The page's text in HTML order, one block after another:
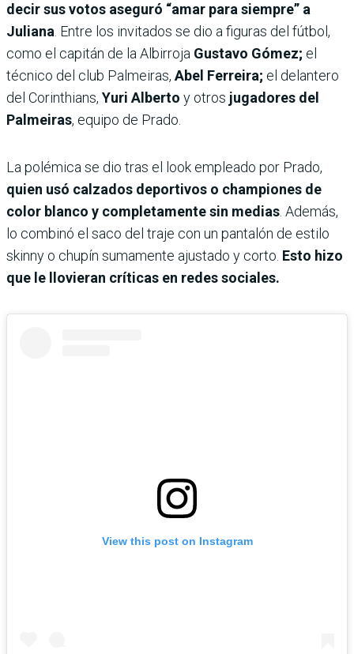
decir sus votos aseguró “amar para siempre” a
Juliana. Entre los invitados se dio a figuras del fútbol,
como el capitán de la Albirroja Gustavo Gómez; el
técnico del club Palmeiras, Abel Ferreira; el delantero
del Corinthians, Yuri Alberto y otros jugadores del
Palmeiras, equipo de Prado.
La polémica se dio tras el look empleado por Prado,
quien usó calzados deportivos o championes de
color blanco y completamente sin medias. Además,
lo combinó el saco del traje con un pantalón de estilo
skinny o chupín sumamente ajustado y corto. Esto hizo
que le llovieran críticas en redes sociales.
View this post on Instagram